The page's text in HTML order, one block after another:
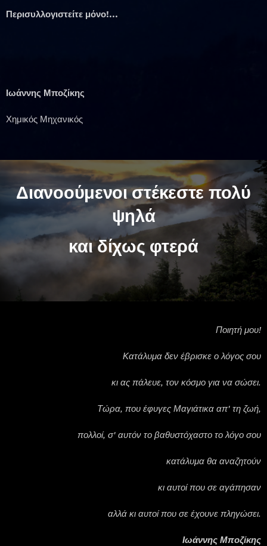
Περισυλλογιστείτε μόνο!...
Ιωάννης Μποζίκης
Χημικός Μηχανικός
Διανοούμενοι στέκεστε πολύ
ψηλά
και δίχως φτερά
Ποιητή μου!
Κατάλυμα δεν έβρισκε ο λόγος σου
κι ας πάλευε, τον κόσμο για να σώσει.
Τώρα, που έφυγες Μαγιάτικα απ' τη ζωή,
πολλοί, σ' αυτόν το βαθυστόχαστο το λόγο σου
κατάλυμα θα αναζητούν
κι αυτοί που σε αγάπησαν
αλλά κι αυτοί που σε έχουνε πληγώσει.
Ιωάννης Μποζίκης